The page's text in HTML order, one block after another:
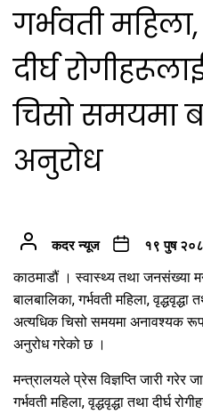
गर्भवती
दीर्घ
चिसो समयमा
अनुरोध
कदर न्यूज १९ पुष
काठमाडौं । स्वास्थ्य तथा जनसंख्या
बालबालिका, गर्भवती महिला, वृद्धवृद्धा
अत्यधिक चिसो समयमा अनावश्यक
अनुरोध गरेको छ ।
मन्त्रालयले प्रेस विज्ञप्ति जारी गरेर
गर्भवती महिला, वृद्धवृद्धा तथा दीर्घ